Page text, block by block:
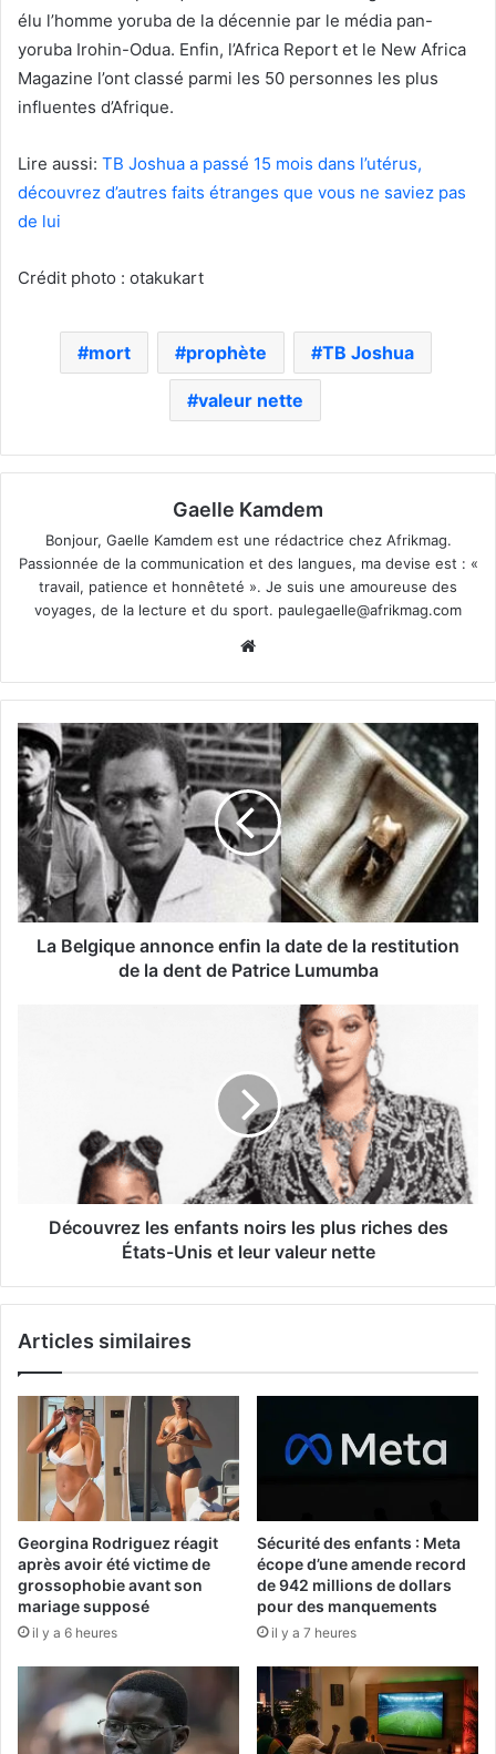
élu l’homme yoruba de la décennie par le média pan-
yoruba Irohin-Odua. Enfin, l’Africa Report et le New Africa
Magazine l’ont classé parmi les 50 personnes les plus
influentes d’Afrique.
Lire aussi: TB Joshua a passé 15 mois dans l’utérus,
découvrez d’autres faits étranges que vous ne saviez pas
de lui
Crédit photo : otakukart
mort prophète TB Joshua
valeur nette
Gaelle Kamdem
Bonjour, Gaelle Kamdem est une rédactrice chez Afrikmag.
Passionnée de la communication et des langues, ma devise est : «
travail, patience et honnêteté ». Je suis une amoureuse des
voyages, de la lecture et du sport. paulegaelle@afrikmag.com
La Belgique annonce enfin la date de la restitution
de la dent de Patrice Lumumba
Découvrez les enfants noirs les plus riches des
États-Unis et leur valeur nette
Articles similaires
Georgina Rodriguez réagit
après avoir été victime de
grossophobie avant son
mariage supposé
il y a 6 heures
Sécurité des enfants : Meta
écope d’une amende record
de 942 millions de dollars
pour des manquements
il y a 7 heures